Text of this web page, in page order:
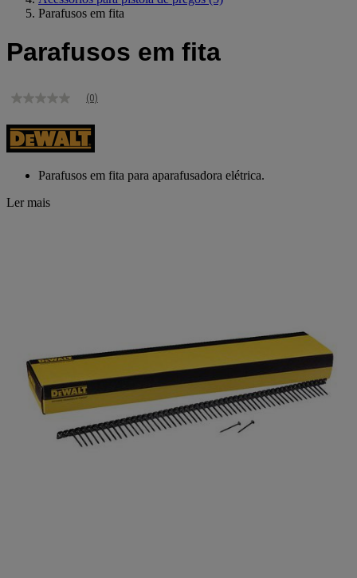
Parafusos em fita
Parafusos em fita
Sem
de
classificação
Link
página.
(0)
Parafusos em fita para aparafusadora elétrica.
Ler mais